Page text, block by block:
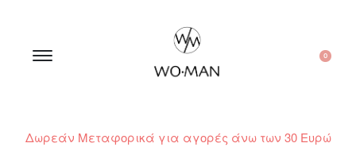
0
Δωρεάν Μεταφορικά για αγορές άνω των 30 Ευρώ